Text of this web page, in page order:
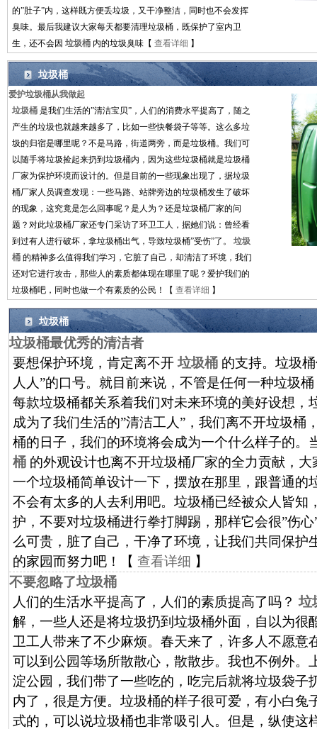
的”肚子”内，这样既方便丢垃圾，又干净整洁，同时也不会发挥
臭味。最后我建议大家每天都要清理垃圾桶，既保护了室内卫
生，还不会因 垃圾桶 内的垃圾臭味【 查看详细 】
垃圾桶
爱护垃圾桶从我做起
垃圾桶 是我们生活的”清洁宝贝”，人们的消费水平提高了，随之
产生的垃圾也就越来越多了，比如一些快餐袋子等等。这么多垃
圾的归宿是哪里呢？不是马路，街道两旁，而是垃圾桶。我们可
以随手将垃圾捡起来扔到垃圾桶内，因为这些垃圾桶就是垃圾桶
厂家为保护环境而设计的。但是目前的一些现象出现了，据垃圾
桶厂家人员调查发现：一些马路、站牌旁边的垃圾桶发生了破坏
的现象，这究竟是怎么回事呢？是人为？还是垃圾桶厂家的问
题？对此垃圾桶厂家还专门采访了环卫工人，据她们说：曾经看
到过有人进行破坏，拿垃圾桶出气，导致垃圾桶”受伤”了。 垃圾
桶 的精神多么值得我们学习，它脏了自己，却清洁了环境，我们
还对它进行攻击，那些人的素质都体现在哪里了呢？爱护我们的
垃圾桶吧，同时也做一个有素质的公民！【 查看详细 】
垃圾桶
垃圾桶最优秀的清洁者
要想保护环境，肯定离不开垃圾桶 的支持。垃圾
人人”的口号。就目前来说，不管是任何一种垃圾
每款垃圾桶都关系着我们对未来环境的美好设想，
成为了我们生活的”清洁工人”，我们离不开垃圾桶
桶的日子，我们的环境将会成为一个什么样子的。
桶 的外观设计也离不开垃圾桶厂家的全力贡献，
一个垃圾桶简单设计一下，摆放在那里，跟普通的
不会有太多的人去利用吧。垃圾桶已经被众人皆知
护，不要对垃圾桶进行拳打脚踢，那样它会很”伤
么可贵，脏了自己，干净了环境，让我们共同保护
的家园而努力吧！【 查看详细 】
不要忽略了垃圾桶
人们的生活水平提高了，人们的素质提高了吗？垃
解，一些人还是将垃圾扔到垃圾桶外面，自以为很
卫工人带来了不少麻烦。春天来了，许多人不愿意
可以到公园等场所散散心，散散步。我也不例外。
淀公园，我们带了一些吃的，吃完后就将垃圾袋子
内了，很是方便。垃圾桶的样子很可爱，有小白兔
式的，可以说垃圾桶也非常吸引人。但是，纵使这